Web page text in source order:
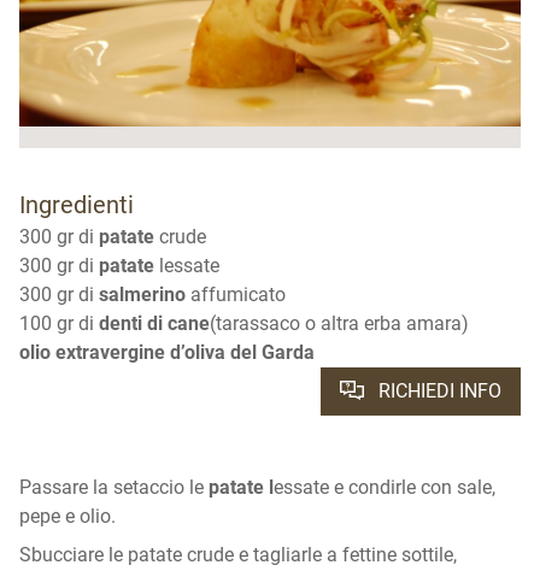
Ingredienti
300 gr di patate crude
300 gr di patate lessate
300 gr di salmerino affumicato
100 gr di denti di cane(tarassaco o altra erba amara)
olio extravergine d’oliva del Garda
RICHIEDI INFO
Passare la setaccio le patate lessate e condirle con sale,
pepe e olio.
Sbucciare le patate crude e tagliarle a fettine sottile,